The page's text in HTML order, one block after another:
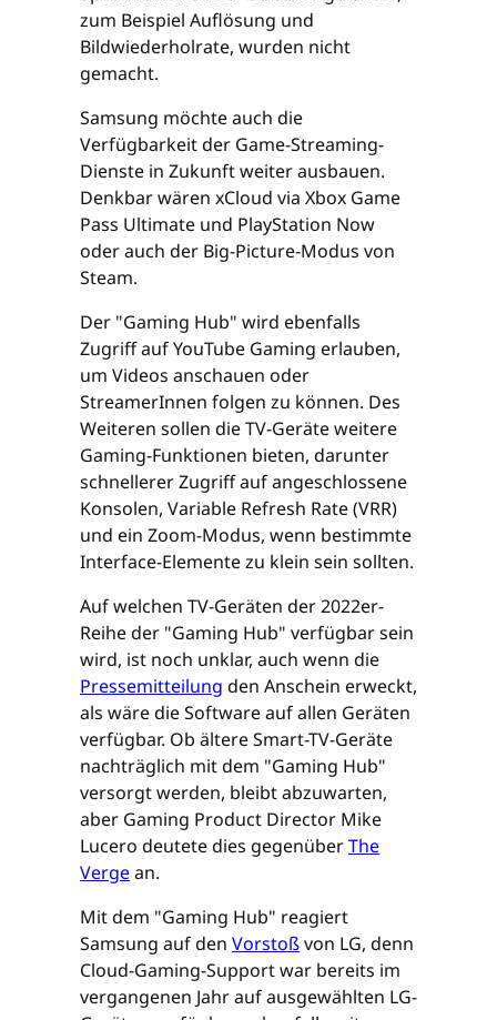
zum Beispiel Auflösung und
Bildwiederholrate, wurden nicht
gemacht.
Samsung möchte auch die
Verfügbarkeit der Game-Streaming-
Dienste in Zukunft weiter ausbauen.
Denkbar wären xCloud via Xbox Game
Pass Ultimate und PlayStation Now
oder auch der Big-Picture-Modus von
Steam.
Der "Gaming Hub" wird ebenfalls
Zugriff auf YouTube Gaming erlauben,
um Videos anschauen oder
StreamerInnen folgen zu können. Des
Weiteren sollen die TV-Geräte weitere
Gaming-Funktionen bieten, darunter
schnellerer Zugriff auf angeschlossene
Konsolen, Variable Refresh Rate (VRR)
und ein Zoom-Modus, wenn bestimmte
Interface-Elemente zu klein sein sollten.
Auf welchen TV-Geräten der 2022er-
Reihe der "Gaming Hub" verfügbar sein
wird, ist noch unklar, auch wenn die
Pressemitteilung den Anschein erweckt,
als wäre die Software auf allen Geräten
verfügbar. Ob ältere Smart-TV-Geräte
nachträglich mit dem "Gaming Hub"
versorgt werden, bleibt abzuwarten,
aber Gaming Product Director Mike
Lucero deutete dies gegenüberThe
Vergean.
Mit dem "Gaming Hub" reagiert
Samsung auf den Vorstoßvon LG, denn
Cloud-Gaming-Support war bereits im
vergangenen Jahr auf ausgewählten LG-